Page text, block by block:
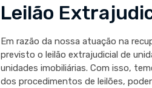
Leilão
Em razão da nossa atuação na
previsto o leilão extrajudicial de
unidades imobiliárias. Com isso,
dos procedimentos de leilões,